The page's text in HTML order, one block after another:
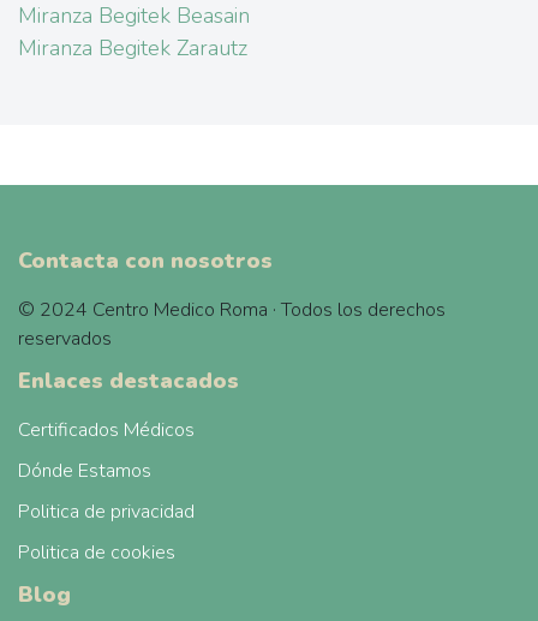
Miranza Begitek Beasain
Miranza Begitek Zarautz
Contacta con nosotros
© 2024 Centro Medico Roma · Todos los derechos
reservados
Enlaces destacados
Certificados Médicos
Dónde Estamos
Politica de privacidad
Politica de cookies
Blog